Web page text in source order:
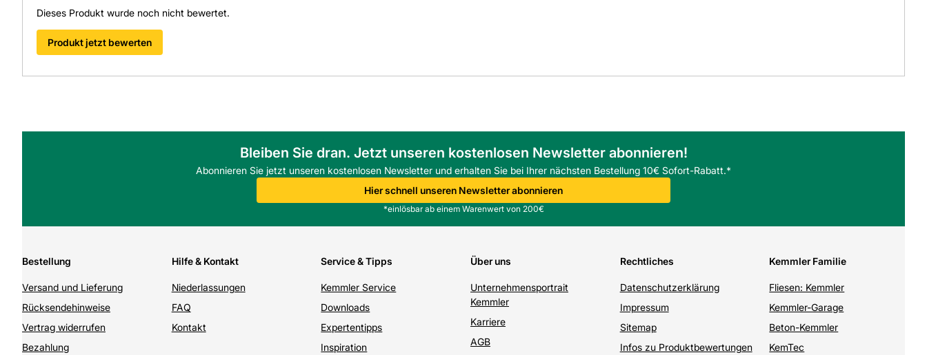
Dieses Produkt wurde noch nicht bewertet.
Produkt jetzt bewerten
Bleiben Sie dran. Jetzt unseren kostenlosen Newsletter abonnieren!
Abonnieren Sie jetzt unseren kostenlosen Newsletter und erhalten Sie bei Ihrer nächsten Bestellung 10€ Sofort-Rabatt.*
Hier schnell unseren Newsletter abonnieren
*einlösbar ab einem Warenwert von 200€
Bestellung
Versand und Lieferung
Rücksendehinweise
Vertrag widerrufen
Bezahlung
Hilfe & Kontakt
Niederlassungen
FAQ
Kontakt
Service & Tipps
Kemmler Service
Downloads
Expertentipps
Inspiration
Über uns
Unternehmensportrait
Kemmler
Karriere
AGB
Rechtliches
Datenschutzerklärung
Impressum
Sitemap
Infos zu Produktbewertungen
Kemmler Familie
Fliesen: Kemmler
Kemmler-Garage
Beton-Kemmler
KemTec